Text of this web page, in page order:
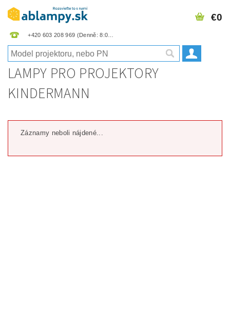
+420 603 208 969
€0
LAMPY PRO PROJEKTORY
KINDERMANN
Záznamy neboli nájdené...